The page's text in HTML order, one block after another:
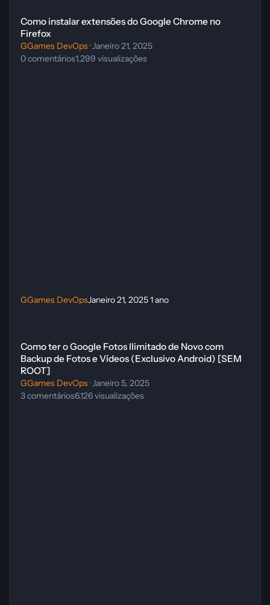
Como instalar extensões do Google Chrome no
Firefox
GGames DevOps· Janeiro 21, 2025
0comentários1.299 visualizações
GGames DevOpsJaneiro 21, 20251 ano
Como ter o Google Fotos Ilimitado de Novo com
Backup de Fotos e Vídeos (Exclusivo Android) [SEM
ROOT]
GGames DevOps· Janeiro 5, 2025
3comentários6.126visualizações